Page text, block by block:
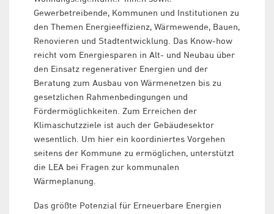
Gewerbetreibende, Kommunen und Institutionen zu
den Themen Energieeffizienz, Wärmewende, Bauen,
Renovieren und Stadtentwicklung. Das Know-how
reicht vom Energiesparen in Alt- und Neubau über
den Einsatz regenerativer Energien und der
Beratung zum Ausbau von Wärmenetzen bis zu
gesetzlichen Rahmenbedingungen und
Fördermöglichkeiten. Zum Erreichen der
Klimaschutzziele ist auch der Gebäudesektor
wesentlich. Um hier ein koordiniertes Vorgehen
seitens der Kommune zu ermöglichen, unterstützt
die LEA bei Fragen zur kommunalen
Wärmeplanung.
Das größte Potenzial für Erneuerbare Energien